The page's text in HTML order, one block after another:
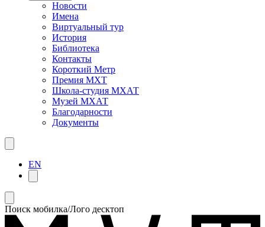
Новости
Имена
Виртуальный тур
История
Библиотека
Контакты
Короткий Метр
Премия МХТ
Школа-студия МХАТ
Музей МХАТ
Благодарности
Документы
EN
Поиск мобилка/Лого десктоп